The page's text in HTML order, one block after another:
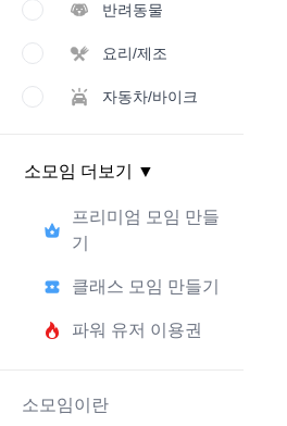
반려동물
요리/제조
자동차/바이크
소모임 더보기 ▼
프리미엄 모임 만들
기
클래스 모임 만들기
파워 유저 이용권
소모임이란